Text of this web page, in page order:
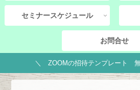
セミナースケジュール
お問合せ
＼ ZOOMの招待テンプレート